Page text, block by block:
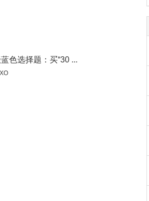
色选择题：买“30 ...